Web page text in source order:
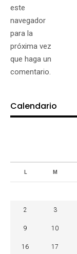
este
navegador
para la
próxima vez
que haga un
comentario.
Calendario
L M
2 3
9 10
16 17